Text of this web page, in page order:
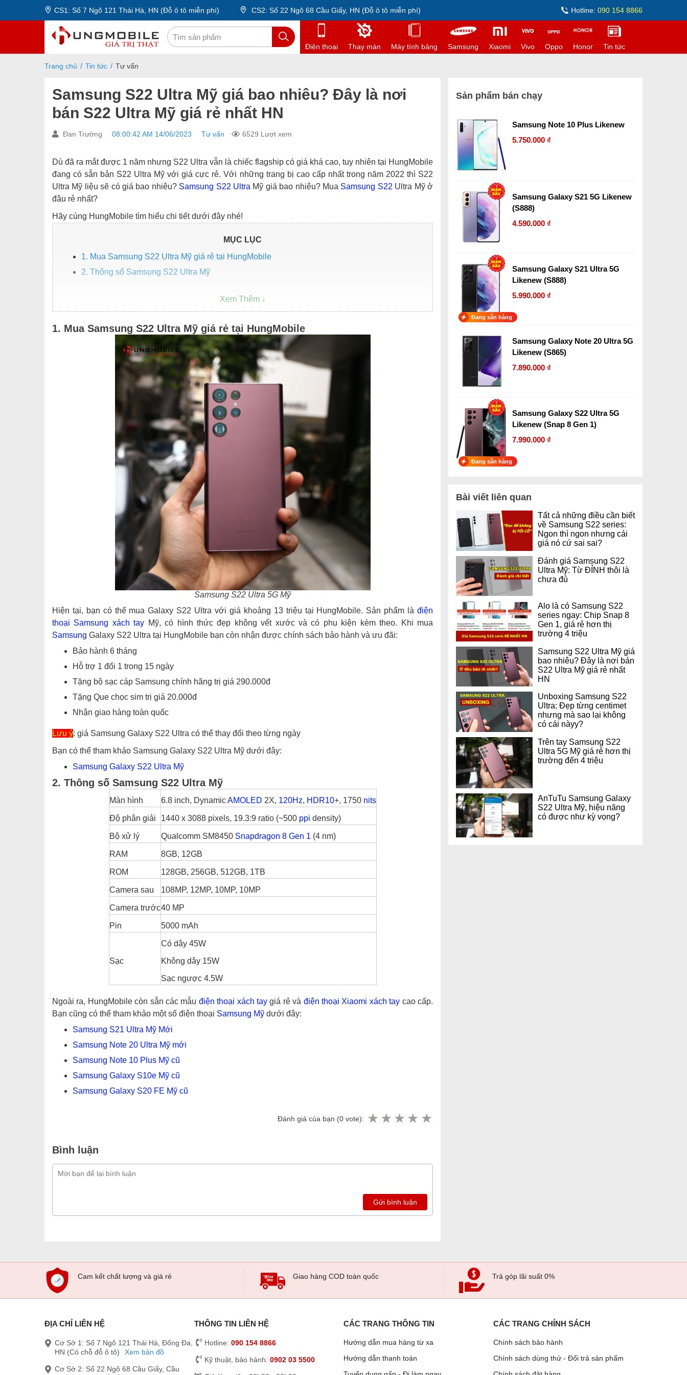
CS1: Số 7 Ngõ 121 Thái Hà, HN (Đỗ ô tô miễn phí) CS2: Số 22 Ngõ 68 Cầu Giấy, HN (Đỗ ô tô miễn phí) Hotline: 090 154 8866
Điện thoại Thay màn Máy tính bảng Samsung Xiaomi Vivo Oppo Honor Tin tức
Trang chủ Tin tức Tư vấn
Samsung S22 Ultra Mỹ giá bao nhiêu? Đây là nơi
bán S22 Ultra Mỹ giá rẻ nhất HN
Đan Trường 08:00:42 AM 14/06/2023 Tư vấn 6529 Lượt xem
Dù đã ra mắt được 1 năm nhưng S22 Ultra vẫn là chiếc flagship có giá khá cao, tuy nhiên tại HungMobile
đang có sẵn bản S22 Ultra Mỹ với giá cực rẻ. Với những trang bị cao cấp nhất trong năm 2022 thì S22
Ultra Mỹ liệu sẽ có giá bao nhiêu? Samsung S22 Ultra Mỹ giá bao nhiêu? Mua Samsung S22 Ultra Mỹ ở
đâu rẻ nhất?
Hãy cùng HungMobile tìm hiểu chi tiết dưới đây nhé!
MỤC LỤC
1. Mua Samsung S22 Ultra Mỹ giá rẻ tại HungMobile
2. Thông số Samsung S22 Ultra Mỹ
1. Mua Samsung S22 Ultra Mỹ giá rẻ tại HungMobile
Samsung S22 Ultra 5G Mỹ
Hiện tại, bạn có thể mua Galaxy S22 Ultra với giá khoảng 13 triệu tại HungMobile. Sản phẩm là điện
thoại Samsung xách tay Mỹ, có hình thức đẹp không vết xước và có phụ kiện kèm theo. Khi mua
Samsung Galaxy S22 Ultra tại HungMobile bạn còn nhận được chính sách bảo hành và ưu đãi:
Bảo hành 6 tháng
Hỗ trợ 1 đổi 1 trong 15 ngày
Tặng bộ sạc cáp Samsung chính hãng trị giá 290.000đ
Tặng Que chọc sim trị giá 20.000đ
Nhận giao hàng toàn quốc
Lưu ý: giá Samsung Galaxy S22 Ultra có thể thay đổi theo từng ngày
Bạn có thể tham khảo Samsung Galaxy S22 Ultra Mỹ dưới đây:
Samsung Galaxy S22 Ultra Mỹ
2. Thông số Samsung S22 Ultra Mỹ
Màn hình 6.8 inch, DynamicAMOLED 2X, 120Hz, HDR10+, 1750 nits
Độ phân giải 1440 x 3088 pixels, 19.3:9 ratio (~500 ppi density)
Bộ xử lý Qualcomm SM8450 Snapdragon 8 Gen 1 (4 nm)
RAM 8GB, 12GB
ROM 128GB, 256GB, 512GB, 1TB
Camera sau 108MP, 12MP, 10MP, 10MP
Camera trước40 MP
Pin 5000 mAh
Sạc
Có dây 45W
Không dây 15W
Sạc ngược 4.5W
Ngoài ra, HungMobile còn sẵn các mẫu điện thoại xách tay giá rẻ và điện thoại Xiaomi xách tay cao cấp.
Bạn cũng có thể tham khảo một số điện thoại Samsung Mỹ dưới đây:
Samsung S21 Ultra Mỹ Mới
Samsung Note 20 Ultra Mỹ mới
Samsung Note 10 Plus Mỹ cũ
Samsung Galaxy S10e Mỹ cũ
Samsung Galaxy S20 FE Mỹ cũ
Đánh giá của bạn (0 vote):
Bình luận
Gửi bình luận
Sản phẩm bán chạy
Samsung Note 10 Plus Likenew
5.750.000 ₫
Samsung Galaxy S21 5G Likenew
(S888)
4.590.000 ₫
Samsung Galaxy S21 Ultra 5G
Likenew (S888)
5.990.000 ₫
Đang sẵn hàng
Samsung Galaxy Note 20 Ultra 5G
Likenew (S865)
7.890.000 ₫
Samsung Galaxy S22 Ultra 5G
Likenew (Snap 8 Gen 1)
7.990.000 ₫
Đang sẵn hàng
Bài viết liên quan
Tất cả những điều cần biết
về Samsung S22 series:
Ngon thì ngon nhưng cái
giá nó cứ sai sai?
Đánh giá Samsung S22
Ultra Mỹ: Từ ĐỈNH thôi là
chưa đủ
Alo là có Samsung S22
series ngay: Chip Snap 8
Gen 1, giá rẻ hơn thị
trường 4 triệu
Samsung S22 Ultra Mỹ giá
bao nhiêu? Đây là nơi bán
S22 Ultra Mỹ giá rẻ nhất
HN
Unboxing Samsung S22
Ultra: Đẹp từng centimet
nhưng mà sao lại không
có cái nàyy?
Trên tay Samsung S22
Ultra 5G Mỹ giá rẻ hơn thị
trường đến 4 triệu
AnTuTu Samsung Galaxy
S22 Ultra Mỹ, hiệu năng
có được như kỳ vọng?
Cam kết chất lượng và giá rẻ Giao hàng COD toàn quốc Trả góp lãi suất 0%
ĐỊA CHỈ LIÊN HỆ
Cơ Sở 1: Số 7 Ngõ 121 Thái Hà, Đống Đa,
HN (Có chỗ đỗ ô tô)
Xem bản đồ
Cơ Sở 2: Số 22 Ngõ 68 Cầu Giấy, Cầu
THÔNG TIN LIÊN HỆ
Hotline: 090 154 8866
Kỹ thuật, bảo hành: 0902 03 5500
CÁC TRANG THÔNG TIN
Hướng dẫn mua hàng từ xa
Hướng dẫn thanh toán
CÁC TRANG CHÍNH SÁCH
Chính sách bảo hành
Chính sách dùng thử - Đổi trả sản phẩm